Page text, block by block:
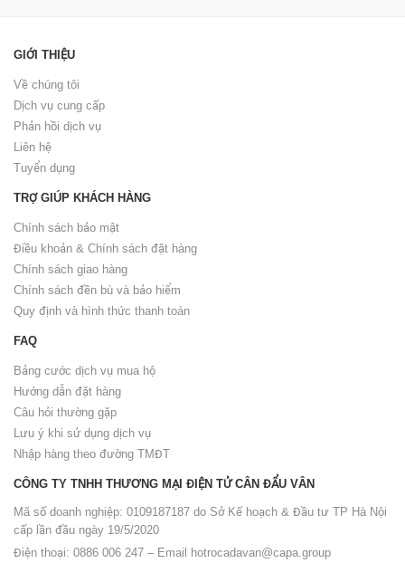
GIỚI THIỆU
Về chúng tôi
Dịch vụ cung cấp
Phản hồi dịch vụ
Liên hệ
Tuyển dụng
TRỢ GIÚP KHÁCH HÀNG
Chính sách bảo mật
Điều khoản & Chính sách đặt hàng
Chính sách giao hàng
Chính sách đền bù và bảo hiểm
Quy định và hình thức thanh toán
FAQ
Bảng cước dịch vụ mua hộ
Hướng dẫn đặt hàng
Câu hỏi thường gặp
Lưu ý khi sử dụng dịch vụ
Nhập hàng theo đường TMĐT
CÔNG TY TNHH THƯƠNG MẠI ĐIỆN TỬ CÂN ĐẨU VÂN
Mã số doanh nghiệp: 0109187187 do Sở Kế hoạch & Đầu tư TP Hà Nội
cấp lần đầu ngày 19/5/2020
Điện thoại: 0886 006 247 – Email
hotrocadavan@capa.group